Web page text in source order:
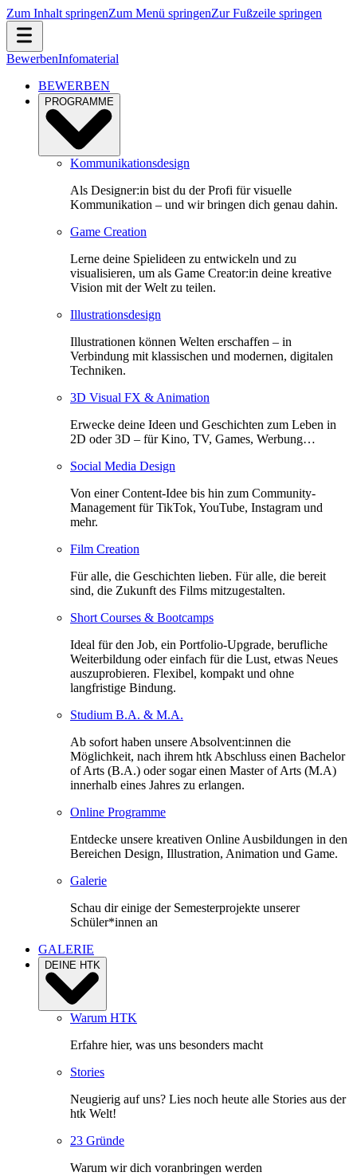
Zum Inhalt springenZum Menü springenZur Fußzeile springen
BewerbenInfomaterial
BEWERBEN
PROGRAMME
Kommunikationsdesign
Als Designer:in bist du der Profi für visuelle
Kommunikation – und wir bringen dich genau dahin.
Game Creation
Lerne deine Spielideen zu entwickeln und zu
visualisieren, um als Game Creator:in deine kreative
Vision mit der Welt zu teilen.
Illustrationsdesign
Illustrationen können Welten erschaffen – in
Verbindung mit klassischen und modernen, digitalen
Techniken.
3D Visual FX & Animation
Erwecke deine Ideen und Geschichten zum Leben in
2D oder 3D – für Kino, TV, Games, Werbung…
Social Media Design
Von einer Content-Idee bis hin zum Community-
Management für TikTok, YouTube, Instagram und
mehr.
Film Creation
Für alle, die Geschichten lieben. Für alle, die bereit
sind, die Zukunft des Films mitzugestalten.
Short Courses & Bootcamps
Ideal für den Job, ein Portfolio-Upgrade, berufliche
Weiterbildung oder einfach für die Lust, etwas Neues
auszuprobieren. Flexibel, kompakt und ohne
langfristige Bindung.
Studium B.A. & M.A.
Ab sofort haben unsere Absolvent:innen die
Möglichkeit, nach ihrem htk Abschluss einen Bachelor
of Arts (B.A.) oder sogar einen Master of Arts (M.A)
innerhalb eines Jahres zu erlangen.
Online Programme
Entdecke unsere kreativen Online Ausbildungen in den
Bereichen Design, Illustration, Animation und Game.
Galerie
Schau dir einige der Semesterprojekte unserer
Schüler*innen an
GALERIE
DEINE HTK
Warum HTK
Erfahre hier, was uns besonders macht
Stories
Neugierig auf uns? Lies noch heute alle Stories aus der
htk Welt!
23 Gründe
Warum wir dich voranbringen werden